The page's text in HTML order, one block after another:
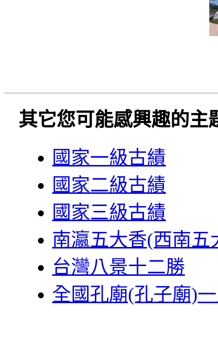
其它您可能感興趣的主
國家一級古績
國家二級古績
國家三級古績
南瀛五大香(西南五
台灣八景十二勝
全國孔廟(孔子廟)